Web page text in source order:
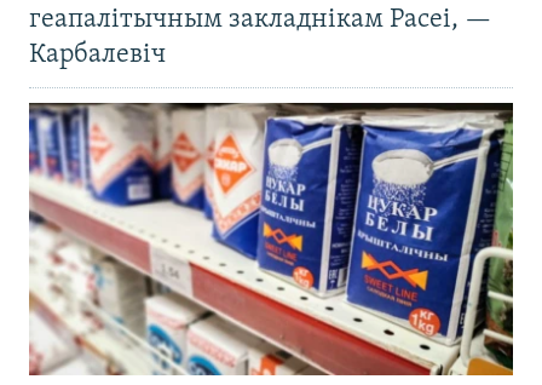
геапалітычным закладнікам Расеі, —
Карбалевіч